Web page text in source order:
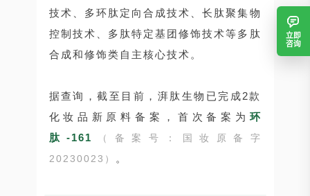
技术、多环肽定向合成技术、长肽聚集物
控制技术、多肽特定基团修饰技术等多肽
合成和修饰类自主核心技术。
据查询，截至目前，湃肽生物已完成2款
化妆品新原料备案，首次备案为 环
肽-161
（备案号：国妆原备字
20230023）
。
立即
咨询